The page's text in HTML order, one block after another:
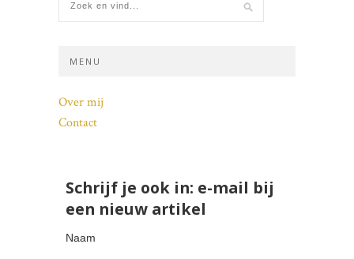
MENU
Over mij
Contact
Schrijf je ook in: e-mail bij
een nieuw artikel
Naam